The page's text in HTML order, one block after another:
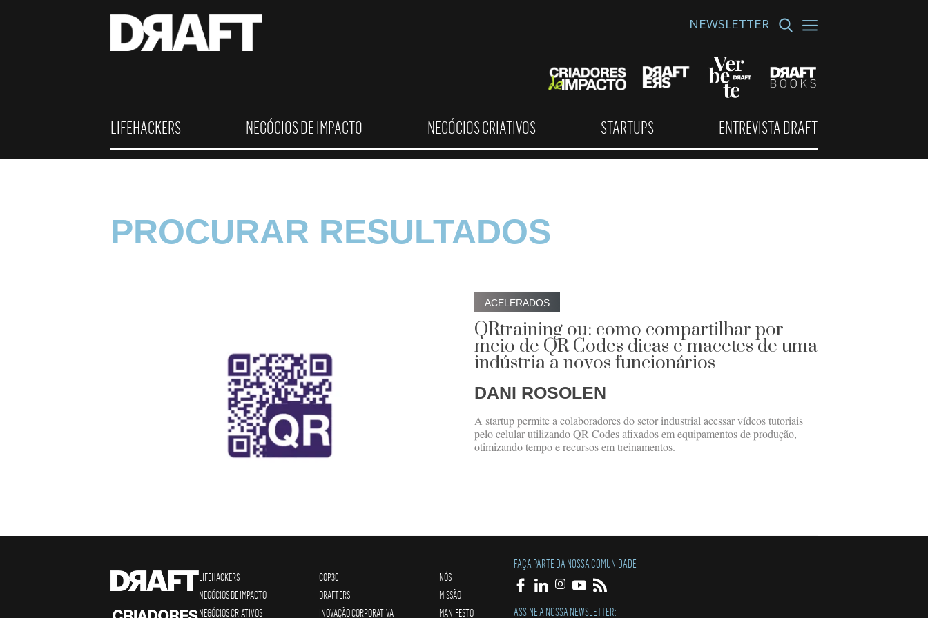
NEWSLETTER
LIFEHACKERS NEGÓCIOS DE IMPACTO NEGÓCIOS CRIATIVOS STARTUPS ENTREVISTA DRAFT
PROCURAR RESULTADOS
ACELERADOS
QRtraining ou: como compartilhar por
meio de QR Codes dicas e macetes de uma
indústria a novos funcionários
DANI ROSOLEN
A startup permite a colaboradores do setor industrial acessar vídeos tutoriais
pelo celular utilizando QR Codes afixados em equipamentos de produção,
otimizando tempo e recursos em treinamentos.
LIFEHACKERS
NEGÓCIOS DE IMPACTO
NEGÓCIOS CRIATIVOS
COP30
DRAFTERS
INOVAÇÃO CORPORATIVA
NÓS
MISSÃO
MANIFESTO
FAÇA PARTE DA NOSSA COMUNIDADE
ASSINE A NOSSA NEWSLETTER: